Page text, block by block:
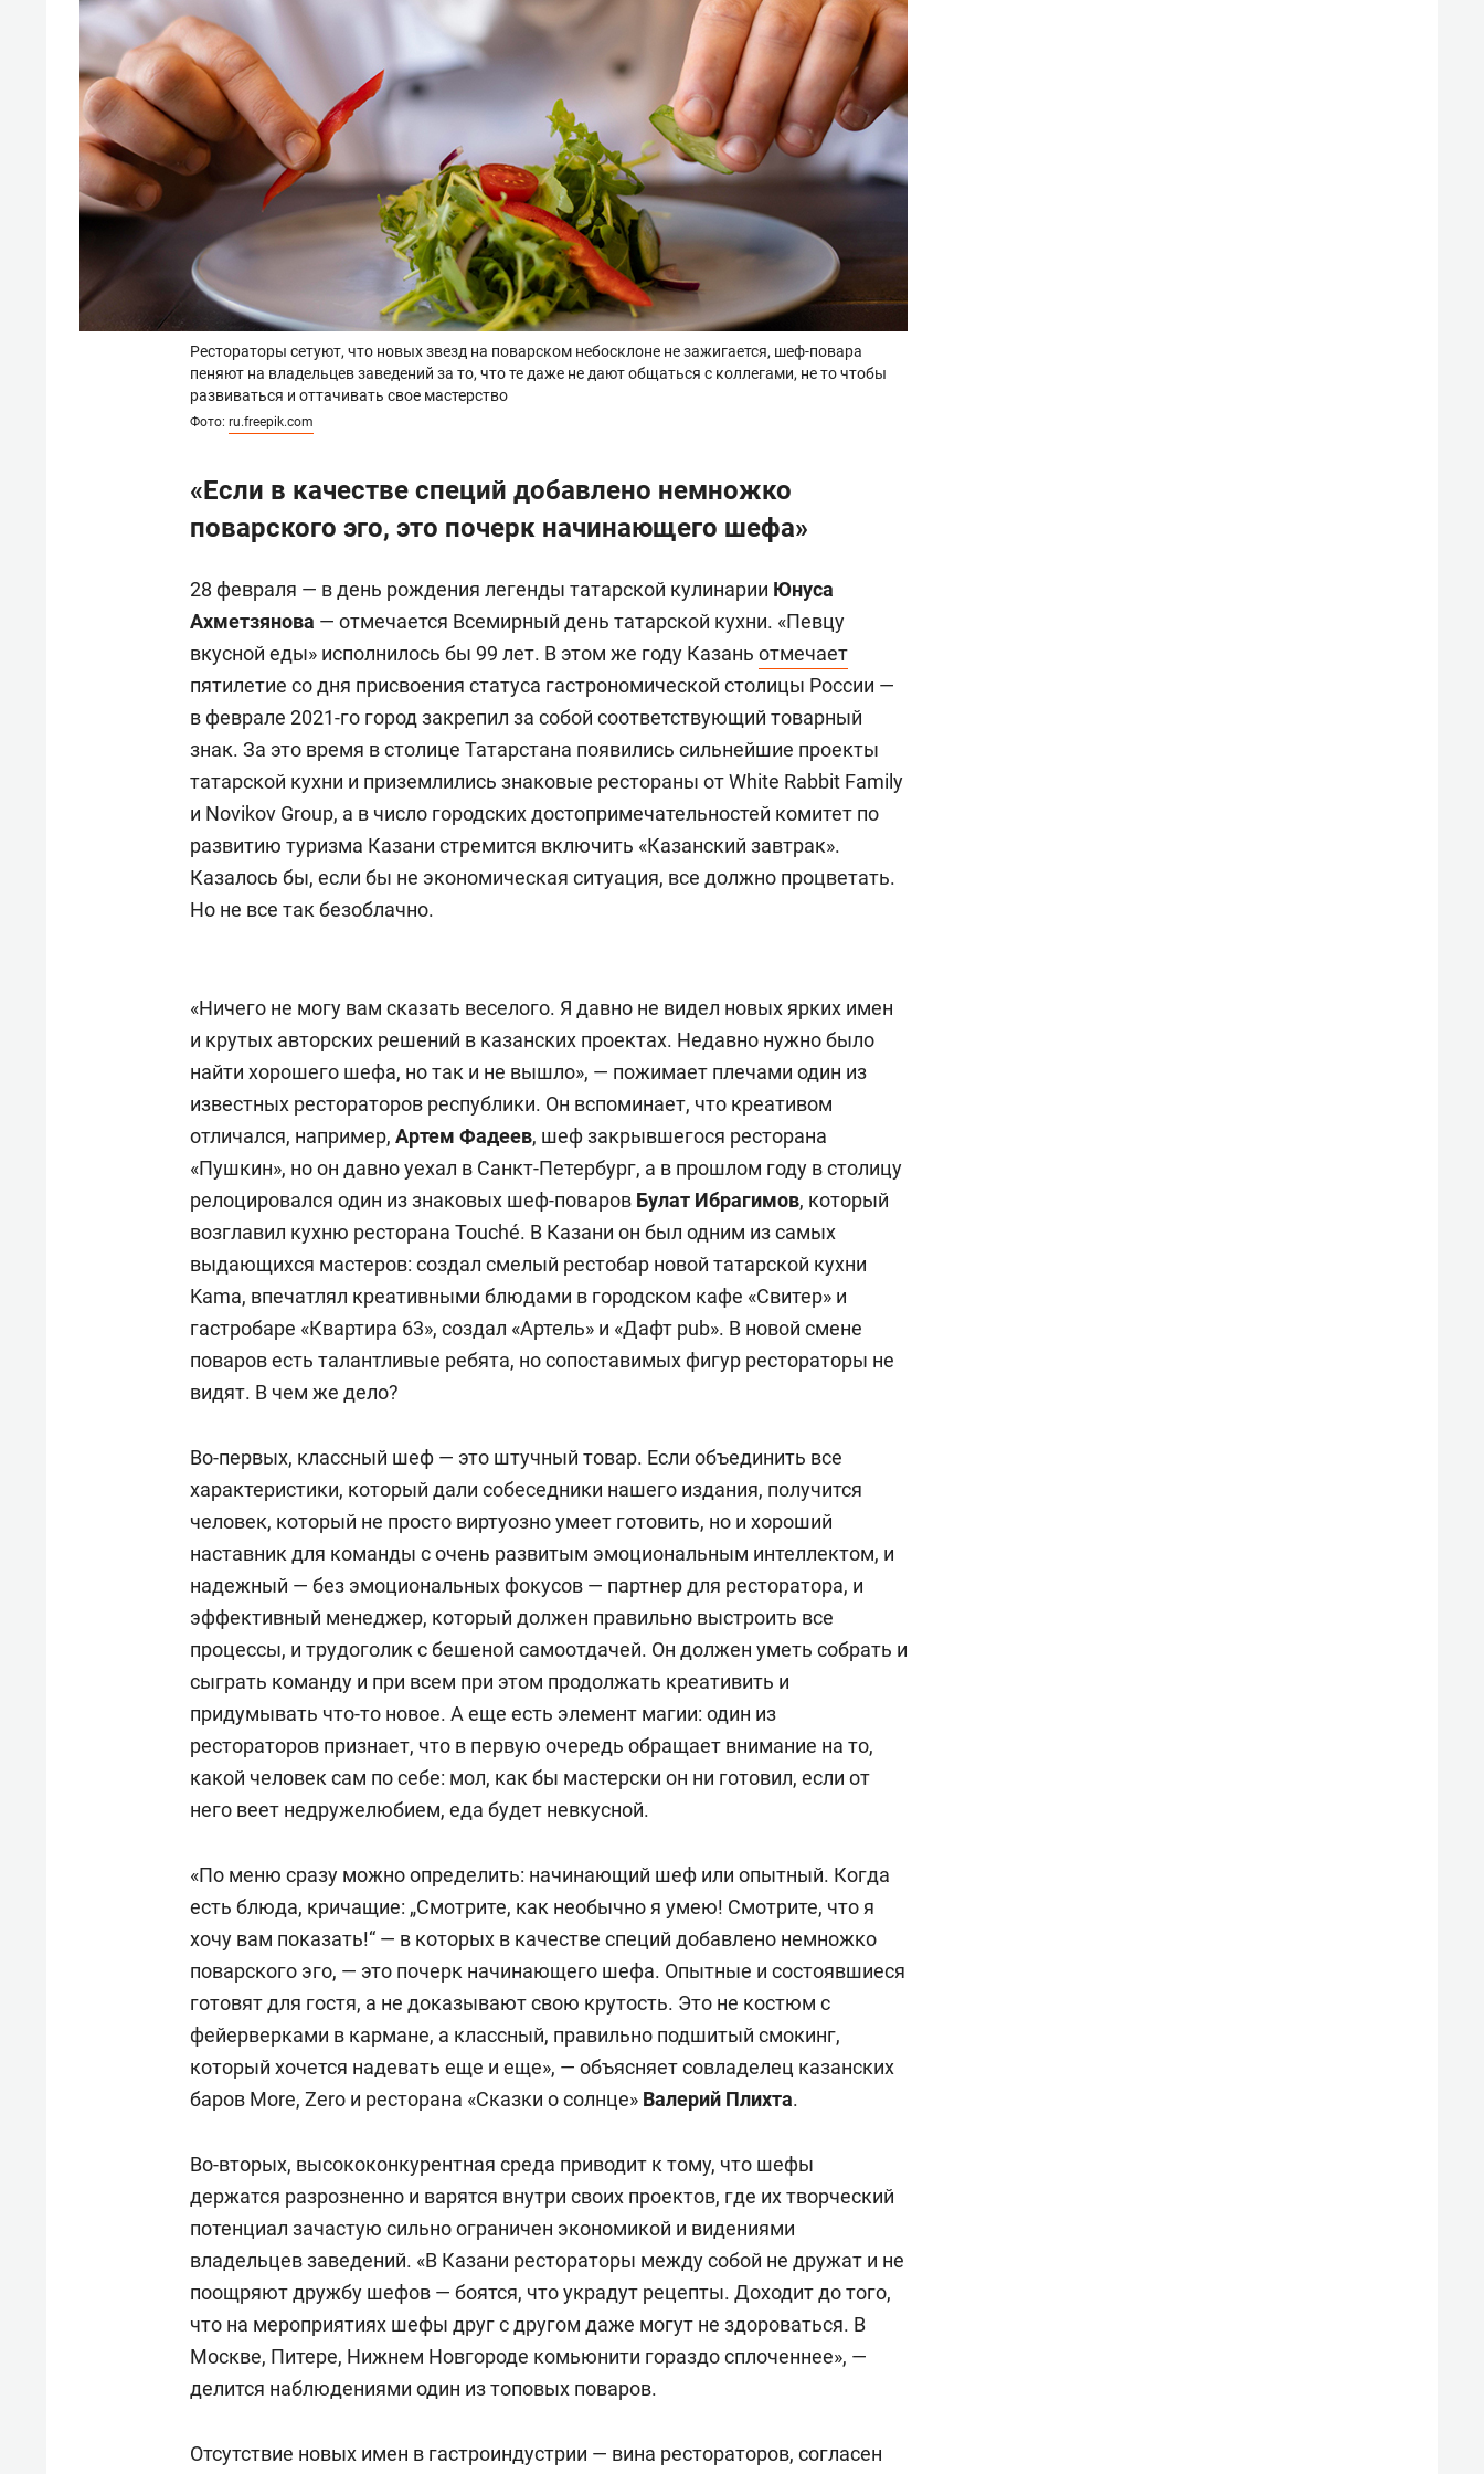
Рестораторы сетуют, что новых звезд на поварском небосклоне не зажигается, шеф-повара
пеняют на владельцев заведений за то, что те даже не дают общаться с коллегами, не то чтобы
развиваться и оттачивать свое мастерство
Фото: ru.freepik.com
«Если в качестве специй добавлено немножко
поварского эго, это почерк начинающего шефа»
28 февраля — в день рождения легенды татарской кулинарии Юнуса
Ахметзянова — отмечается Всемирный день татарской кухни. «Певцу
вкусной еды» исполнилось бы 99 лет. В этом же году Казань отмечает
пятилетие со дня присвоения статуса гастрономической столицы России —
в феврале 2021-го город закрепил за собой соответствующий товарный
знак. За это время в столице Татарстана появились сильнейшие проекты
татарской кухни и приземлились знаковые рестораны от White Rabbit Family
и Novikov Group, а в число городских достопримечательностей комитет по
развитию туризма Казани стремится включить «Казанский завтрак».
Казалось бы, если бы не экономическая ситуация, все должно процветать.
Но не все так безоблачно.
«Ничего не могу вам сказать веселого. Я давно не видел новых ярких имен
и крутых авторских решений в казанских проектах. Недавно нужно было
найти хорошего шефа, но так и не вышло», — пожимает плечами один из
известных рестораторов республики. Он вспоминает, что креативом
отличался, например, Артем Фадеев, шеф закрывшегося ресторана
«Пушкин», но он давно уехал в Санкт-Петербург, а в прошлом году в столицу
релоцировался один из знаковых шеф-поваров Булат Ибрагимов, который
возглавил кухню ресторана Touché. В Казани он был одним из самых
выдающихся мастеров: создал смелый рестобар новой татарской кухни
Kama, впечатлял креативными блюдами в городском кафе «Свитер» и
гастробаре «Квартира 63», создал «Артель» и «Дафт pub». В новой смене
поваров есть талантливые ребята, но сопоставимых фигур рестораторы не
видят. В чем же дело?
Во-первых, классный шеф — это штучный товар. Если объединить все
характеристики, который дали собеседники нашего издания, получится
человек, который не просто виртуозно умеет готовить, но и хороший
наставник для команды с очень развитым эмоциональным интеллектом, и
надежный — без эмоциональных фокусов — партнер для ресторатора, и
эффективный менеджер, который должен правильно выстроить все
процессы, и трудоголик с бешеной самоотдачей. Он должен уметь собрать и
сыграть команду и при всем при этом продолжать креативить и
придумывать что-то новое. А еще есть элемент магии: один из
рестораторов признает, что в первую очередь обращает внимание на то,
какой человек сам по себе: мол, как бы мастерски он ни готовил, если от
него веет недружелюбием, еда будет невкусной.
«По меню сразу можно определить: начинающий шеф или опытный. Когда
есть блюда, кричащие: „Смотрите, как необычно я умею! Смотрите, что я
хочу вам показать!“ — в которых в качестве специй добавлено немножко
поварского эго, — это почерк начинающего шефа. Опытные и состоявшиеся
готовят для гостя, а не доказывают свою крутость. Это не костюм с
фейерверками в кармане, а классный, правильно подшитый смокинг,
который хочется надевать еще и еще», — объясняет совладелец казанских
баров More, Zero и ресторана «Сказки о солнце» Валерий Плихта.
Во-вторых, высококонкурентная среда приводит к тому, что шефы
держатся разрозненно и варятся внутри своих проектов, где их творческий
потенциал зачастую сильно ограничен экономикой и видениями
владельцев заведений. «В Казани рестораторы между собой не дружат и не
поощряют дружбу шефов — боятся, что украдут рецепты. Доходит до того,
что на мероприятиях шефы друг с другом даже могут не здороваться. В
Москве, Питере, Нижнем Новгороде комьюнити гораздо сплоченнее», —
делится наблюдениями один из топовых поваров.
Отсутствие новых имен в гастроиндустрии — вина рестораторов, согласен